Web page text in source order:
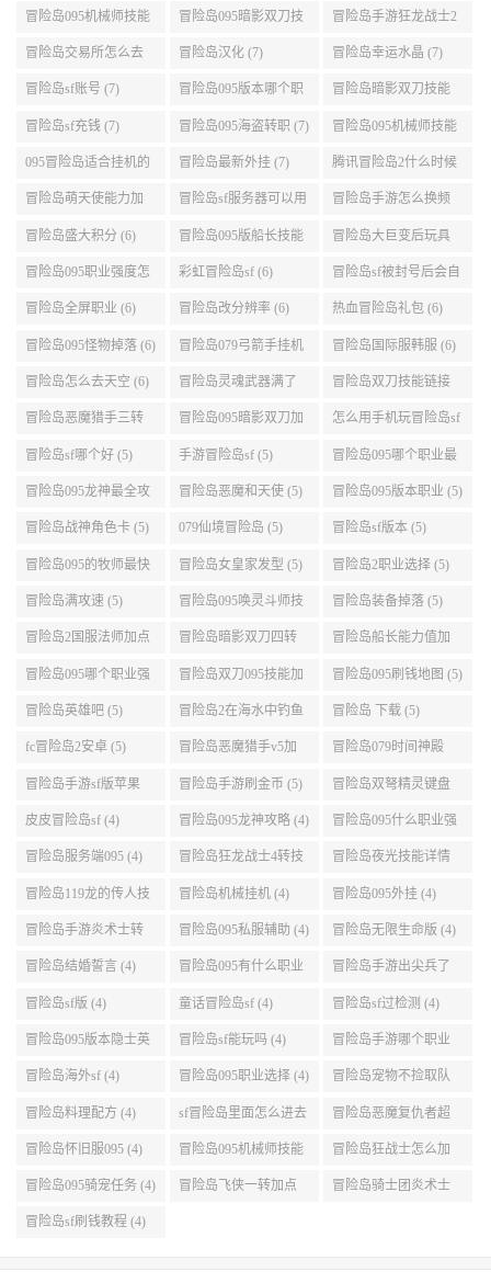
冒险岛095机械师技能
展示 (9)
冒险岛095暗影双刀技
能加点 (9)
冒险岛手游狂龙战士2
转 (9)
冒险岛交易所怎么去
(8)
冒险岛汉化 (7) 冒险岛幸运水晶 (7)
冒险岛sf账号 (7) 冒险岛095版本哪个职
业段数高些 (7)
冒险岛暗影双刀技能
加点095版本 (7)
冒险岛sf充钱 (7) 冒险岛095海盗转职 (7) 冒险岛095机械师技能
演示 (7)
095冒险岛适合挂机的
地图 (7)
冒险岛最新外挂 (7) 腾讯冒险岛2什么时候
公测 (7)
冒险岛萌天使能力加
点 (6)
冒险岛sf服务器可以用
自己电脑 (6)
冒险岛手游怎么换频
道 (6)
冒险岛盛大积分 (6) 冒险岛095版船长技能
介绍 (6)
冒险岛大巨变后玩具
城组队任务 (6)
冒险岛095职业强度怎
么选 (6)
彩虹冒险岛sf (6) 冒险岛sf被封号后会自
动关闭电脑 (6)
冒险岛全屏职业 (6) 冒险岛改分辨率 (6) 热血冒险岛礼包 (6)
冒险岛095怪物掉落 (6) 冒险岛079弓箭手挂机
升级的地方 (6)
冒险岛国际服韩服 (6)
冒险岛怎么去天空 (6) 冒险岛灵魂武器满了
(6)
冒险岛双刀技能链接
(5)
冒险岛恶魔猎手三转
技能加点顺序 (5)
冒险岛095暗影双刀加
点 (5)
怎么用手机玩冒险岛sf
(5)
冒险岛sf哪个好 (5) 手游冒险岛sf (5) 冒险岛095哪个职业最
好 (5)
冒险岛095龙神最全攻
略 (5)
冒险岛恶魔和天使 (5) 冒险岛095版本职业 (5)
冒险岛战神角色卡 (5) 079仙境冒险岛 (5) 冒险岛sf版本 (5)
冒险岛095的牧师最快
升级路线 (5)
冒险岛女皇家发型 (5) 冒险岛2职业选择 (5)
冒险岛满攻速 (5) 冒险岛095唤灵斗师技
能介绍 (5)
冒险岛装备掉落 (5)
冒险岛2国服法师加点
(5)
冒险岛暗影双刀四转
任务 (5)
冒险岛船长能力值加
点 (5)
冒险岛095哪个职业强
势 (5)
冒险岛双刀095技能加
点 (5)
冒险岛095刷钱地图 (5)
冒险岛英雄吧 (5) 冒险岛2在海水中钓鱼
(5)
冒险岛 下载 (5)
fc冒险岛2安卓 (5) 冒险岛恶魔猎手v5加
点 (5)
冒险岛079时间神殿
999任务 (5)
冒险岛手游sf版苹果
(5)
冒险岛手游刷金币 (5) 冒险岛双弩精灵键盘
设置 (5)
皮皮冒险岛sf (4) 冒险岛095龙神攻略 (4) 冒险岛095什么职业强
(4)
冒险岛服务端095 (4) 冒险岛狂龙战士4转技
能加点 (4)
冒险岛夜光技能详情
(4)
冒险岛119龙的传人技
能加点 (4)
冒险岛机械挂机 (4) 冒险岛095外挂 (4)
冒险岛手游炎术士转
职 (4)
冒险岛095私服辅助 (4) 冒险岛无限生命版 (4)
冒险岛结婚誓言 (4) 冒险岛095有什么职业
(4)
冒险岛手游出尖兵了
吗 (4)
冒险岛sf版 (4) 童话冒险岛sf (4) 冒险岛sf过检测 (4)
冒险岛095版本隐士英
雄后期玩哪个好 (4)
冒险岛sf能玩吗 (4) 冒险岛手游哪个职业
厉害 (4)
冒险岛海外sf (4) 冒险岛095职业选择 (4) 冒险岛宠物不捡取队
友的东西 (4)
冒险岛料理配方 (4) sf冒险岛里面怎么进去
打扎昆啊 (4)
冒险岛恶魔复仇者超
级技能 (4)
冒险岛怀旧服095 (4) 冒险岛095机械师技能
(4)
冒险岛狂战士怎么加
点 (4)
冒险岛095骑宠任务 (4) 冒险岛飞侠一转加点 冒险岛骑士团炎术士
冒险岛sf刷钱教程 (4)